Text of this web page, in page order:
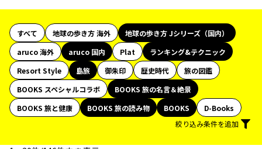
すべて 地球の歩き方 海外
地球の歩き方 Jシリーズ（国内）
aruco 海外
aruco 国内 Plat
ランキング&テクニック
Resort Style
島旅 御朱印 歴史時代
旅の図鑑
BOOKS スペシャルコラボ
BOOKS 旅の名言＆絶景
BOOKS 旅と健康
BOOKS 旅の読み物 BOOKS
D-Books
絞り込み条件を追加